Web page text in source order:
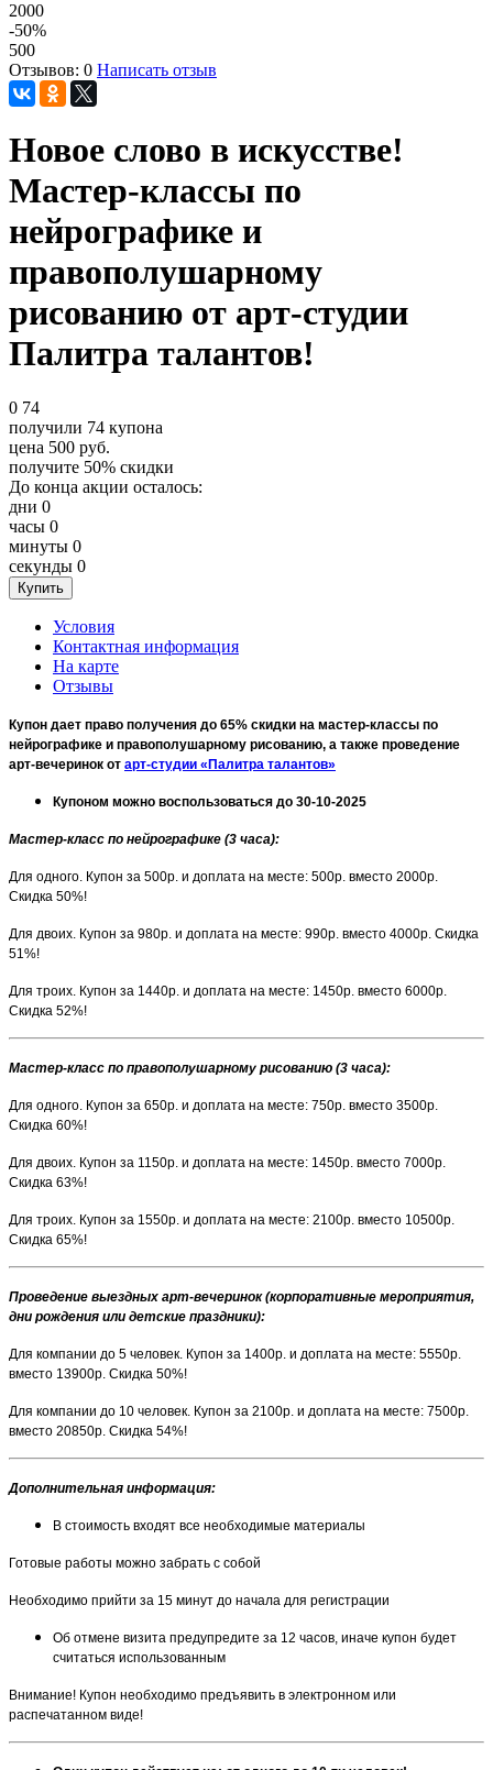
2000
-50%
500
Отзывов: 0 Написать отзыв
Новое слово в искусстве!
Мастер-классы по
нейрографике и
правополушарному
рисованию от арт-студии
Палитра талантов!
0 74
получили 74 купона
цена 500 руб.
получите 50% скидки
До конца акции осталось:
дни 0
часы 0
минуты 0
секунды 0
Условия
Контактная информация
На карте
Отзывы
Купон дает право получения до 65% скидки на мастер-классы по
нейрографике и правополушарному рисованию, а также проведение
арт-вечеринок от арт-студии «Палитра талантов»
Купоном можно воспользоваться до 30-10-2025
Мастер-класс по нейрографике (3 часа):
Для одного. Купон за 500р. и доплата на месте: 500р. вместо 2000р.
Скидка 50%!
Для двоих. Купон за 980р. и доплата на месте: 990р. вместо 4000р. Скидка
51%!
Для троих. Купон за 1440р. и доплата на месте: 1450р. вместо 6000р.
Скидка 52%!
Мастер-класс по правополушарному рисованию (3 часа):
Для одного. Купон за 650р. и доплата на месте: 750р. вместо 3500р.
Скидка 60%!
Для двоих. Купон за 1150р. и доплата на месте: 1450р. вместо 7000р.
Скидка 63%!
Для троих. Купон за 1550р. и доплата на месте: 2100р. вместо 10500р.
Скидка 65%!
Проведение выездных арт-вечеринок (корпоративные мероприятия,
дни рождения или детские праздники):
Для компании до 5 человек. Купон за 1400р. и доплата на месте: 5550р.
вместо 13900р. Скидка 50%!
Для компании до 10 человек. Купон за 2100р. и доплата на месте: 7500р.
вместо 20850р. Скидка 54%!
Дополнительная информация:
В стоимость входят все необходимые материалы
Готовые работы можно забрать с собой
Необходимо прийти за 15 минут до начала для регистрации
Об отмене визита предупредите за 12 часов, иначе купон будет
считаться использованным
Внимание! Купон необходимо предъявить в электронном или
распечатанном виде!